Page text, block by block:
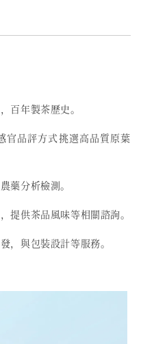
百年製茶歷史。
品評方式挑選高品質原葉
藥分析檢測。
供茶品風味等相關諮詢。
與包裝設計等服務。